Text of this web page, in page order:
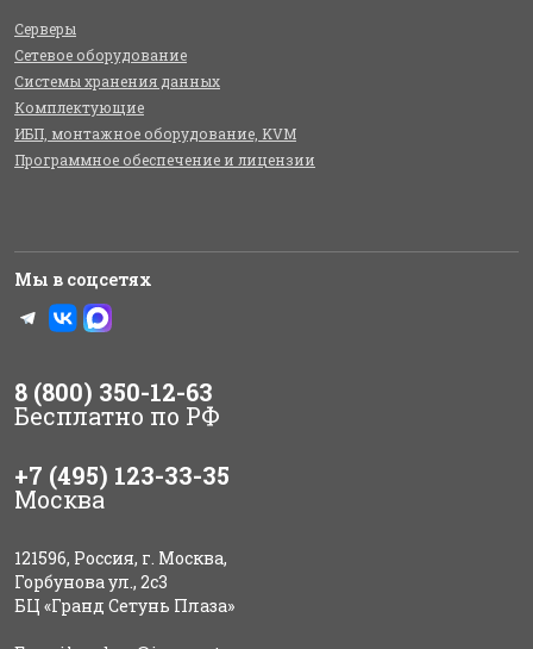
Серверы
Сетевое оборудование
Системы хранения данных
Комплектующие
ИБП, монтажное оборудование, KVM
Программное обеспечение и лицензии
Мы в соцсетях
8 (800) 350-12-63
Бесплатно по РФ
+7 (495) 123-33-35
Москва
121596, Россия, г. Москва,
Горбунова ул., 2с3
БЦ «Гранд Сетунь Плаза»